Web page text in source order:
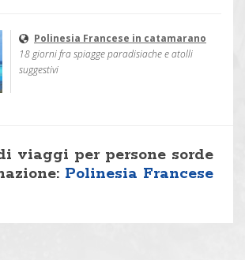
Polinesia Francese in catamarano
18 giorni fra spiagge paradisiache e atolli
suggestivi
viaggi per persone sorde
Polinesia Francese